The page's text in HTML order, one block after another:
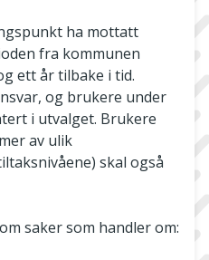
ha mottatt
fra kommunen
ett år tilbake i tid.
og brukere under
i utvalget. Brukere
av ulik
skal også
saker som handler om: